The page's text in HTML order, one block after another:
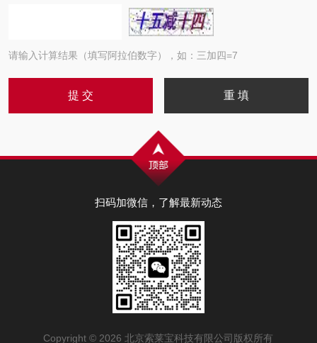
请输入计算结果（填写阿拉伯数字），如：三加四=7
扫码加微信，了解最新动态
Copyright © 2026 北京索莱宝科技有限公司版权所有